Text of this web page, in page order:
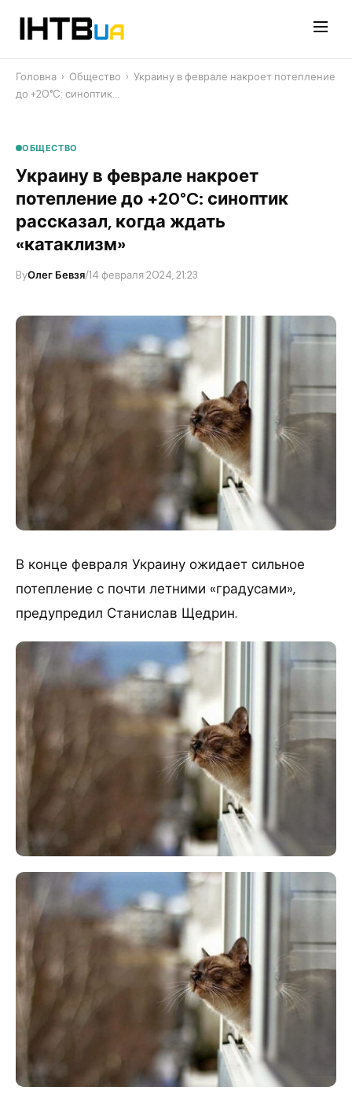
Головна › Общество › ​Украину в феврале накроет потепление
до +20°C: синоптик…
ОБЩЕСТВО
​Украину в феврале накроет
потепление до +20°C: синоптик
рассказал, когда ждать
«катаклизм»
ByОлег Бевзя/14 февраля 2024, 21:23
В конце февраля Украину ожидает сильное
потепление с почти летними «градусами»,
предупредил Станислав Щедрин.